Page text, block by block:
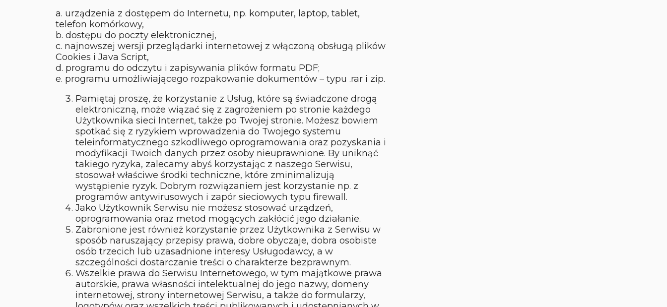
a. urządzenia z dostępem do Internetu, np. komputer, laptop, tablet,
telefon komórkowy,
b. dostępu do poczty elektronicznej,
c. najnowszej wersji przeglądarki internetowej z włączoną obsługą plików
Cookies i Java Script,
d. programu do odczytu i zapisywania plików formatu PDF;
e. programu umożliwiającego rozpakowanie dokumentów – typu .rar i zip.
Pamiętaj proszę, że korzystanie z Usług, które są świadczone drogą
elektroniczną, może wiązać się z zagrożeniem po stronie każdego
Użytkownika sieci Internet, także po Twojej stronie. Możesz bowiem
spotkać się z ryzykiem wprowadzenia do Twojego systemu
teleinformatycznego szkodliwego oprogramowania oraz pozyskania i
modyfikacji Twoich danych przez osoby nieuprawnione. By uniknąć
takiego ryzyka, zalecamy abyś korzystając z naszego Serwisu,
stosował właściwe środki techniczne, które zminimalizują
wystąpienie ryzyk. Dobrym rozwiązaniem jest korzystanie np. z
programów antywirusowych i zapór sieciowych typu firewall.
Jako Użytkownik Serwisu nie możesz stosować urządzeń,
oprogramowania oraz metod mogących zakłócić jego działanie.
Zabronione jest również korzystanie przez Użytkownika z Serwisu w
sposób naruszający przepisy prawa, dobre obyczaje, dobra osobiste
osób trzecich lub uzasadnione interesy Usługodawcy, a w
szczególności dostarczanie treści o charakterze bezprawnym.
Wszelkie prawa do Serwisu Internetowego, w tym majątkowe prawa
autorskie, prawa własności intelektualnej do jego nazwy, domeny
internetowej, strony internetowej Serwisu, a także do formularzy,